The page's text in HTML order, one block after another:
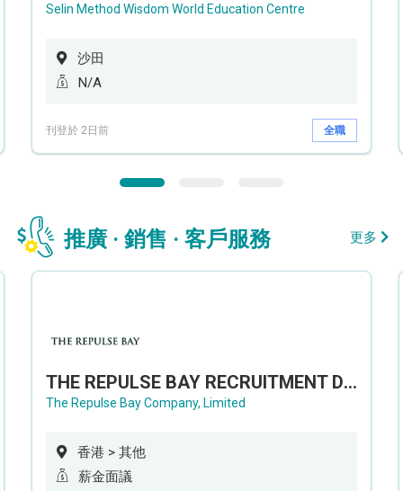
Selin Method Wisdom World Education Centre
沙田
N/A
刊登於 2日前 全職
推廣 · 銷售 · 客戶服務 更多
THE REPULSE BAY RECRUITMENT DAY 淺水灣影灣園人才招聘會
The Repulse Bay Company, Limited
香港 > 其他
薪金面議